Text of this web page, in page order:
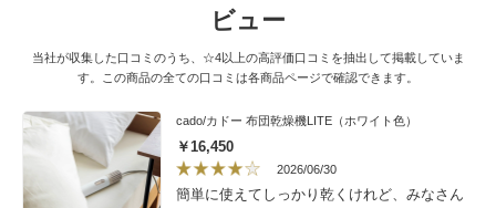
ビュー
当社が収集した口コミのうち、☆4以上の高評価口コミを抽出して掲載していま
す。この商品の全ての口コミは各商品ページで確認できます。
cado/カドー 布団乾燥機LITE（ホワイト色）
￥16,450
2026/06/30
簡単に使えてしっかり乾くけれど、みなさん